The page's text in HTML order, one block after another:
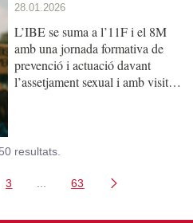
28.01.2026
L’IBE se suma a l’11F i el 8M
amb una jornada formativa de
prevenció i actuació davant
l’assetjament sexual i amb visites
resultats.
Pàgina
3 Pàgines intermèdies
Pàgina
63